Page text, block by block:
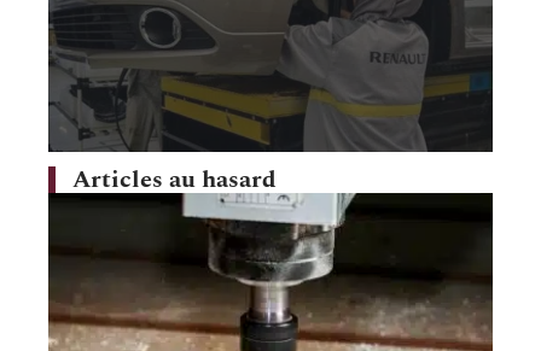
Articles au hasard